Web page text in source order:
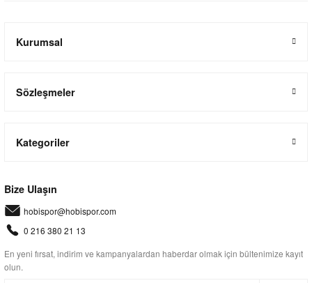
Kurumsal
Sözleşmeler
Kategoriler
Bize Ulaşın
hobispor@hobispor.com
0 216 380 21 13
En yeni fırsat, indirim ve kampanyalardan haberdar olmak için bültenimize kayıt
olun.